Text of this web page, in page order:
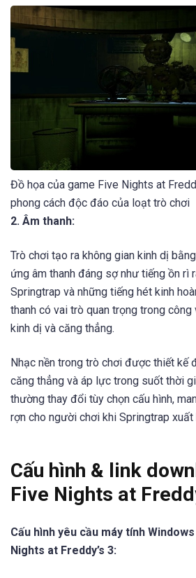
Đồ họa của game Five Nights at
phong cách độc đáo của loạt trò chơi
2. Âm thanh:
Trò chơi tạo ra không gian kinh dị
ứng âm thanh đáng sợ như tiếng ồn rì
Springtrap và những tiếng hét kinh
thanh có vai trò quan trọng trong
kinh dị và căng thẳng.
Nhạc nền trong trò chơi được thiết kế
căng thẳng và áp lực trong suốt thời
thường thay đổi tùy chọn cấu hình,
rợn cho người chơi khi Springtrap xuất
Cấu hình & link
Five Nights at
Cấu hình yêu cầu máy tính
Nights at Freddy’s 3: